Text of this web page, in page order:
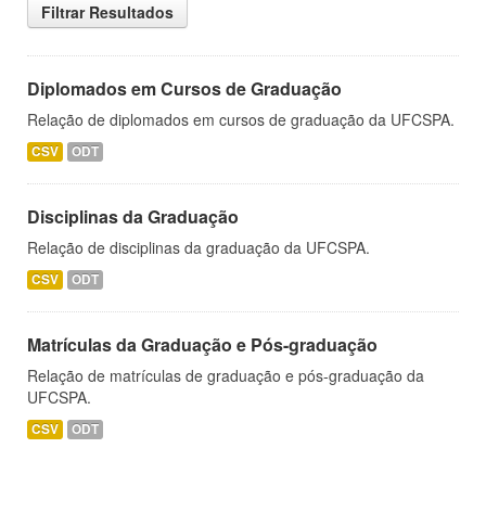
Filtrar Resultados
Diplomados em Cursos de Graduação
Relação de diplomados em cursos de graduação da UFCSPA.
CSV ODT
Disciplinas da Graduação
Relação de disciplinas da graduação da UFCSPA.
CSV ODT
Matrículas da Graduação e Pós-graduação
Relação de matrículas de graduação e pós-graduação da
UFCSPA.
CSV ODT